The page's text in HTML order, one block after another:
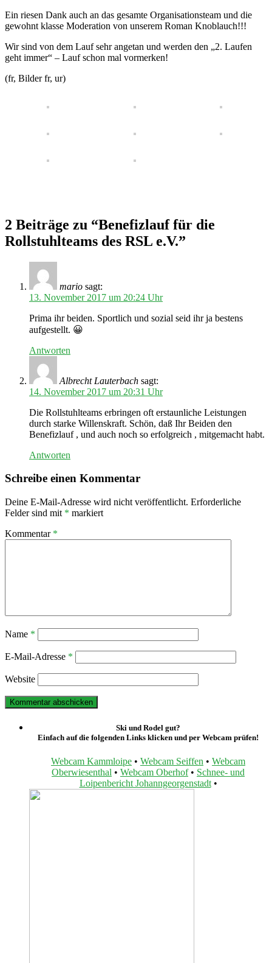
Ein riesen Dank auch an das gesamte Organisationsteam und die
gewohnt klasse Moderation von unserem Roman Knoblauch!!!
Wir sind von dem Lauf sehr angetan und werden den „2. Laufen
geht immer“ – Lauf schon mal vormerken!
(fr, Bilder fr, ur)
2 Beiträge zu “Benefizlauf für die
Rollstuhlteams des RSL e.V.”
mario sagt:
13. November 2017 um 20:24 Uhr
Prima ihr beiden. Sportlich und sozial seid ihr ja bestens
aufgestellt. 😀
Antworten
Albrecht Lauterbach sagt:
14. November 2017 um 20:31 Uhr
Die Rollstuhlteams erbringen oft erstaunliche Leistungen
durch starke Willenskraft. Schön, daß Ihr Beiden den
Benefizlauf , und auch noch so erfolgreich , mitgemacht habt.
Antworten
Schreibe einen Kommentar
Deine E-Mail-Adresse wird nicht veröffentlicht. Erforderliche
Felder sind mit * markiert
Kommentar *
Name *
E-Mail-Adresse *
Website
Ski und Rodel gut?
Einfach auf die folgenden Links klicken und per Webcam prüfen!
Webcam Kammloipe • Webcam Seiffen • Webcam
Oberwiesenthal • Webcam Oberhof• Schnee- und
Loipenbericht Johanngeorgenstadt•